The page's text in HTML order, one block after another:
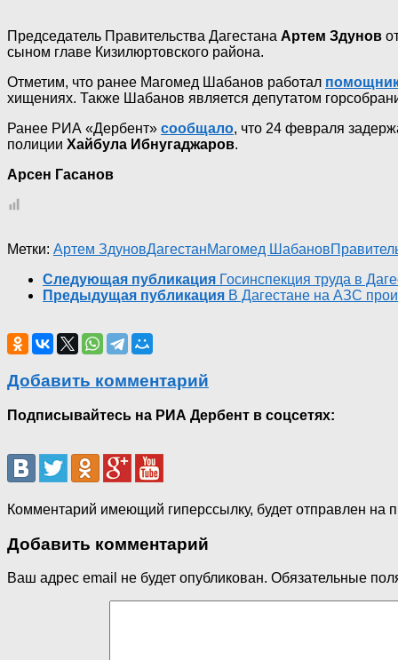
Председатель Правительства Дагестана Артем Здунов
сыном главе Кизилюртовского района.
Отметим, что ранее Магомед Шабанов работал
хищениях. Также Шабанов является депутатом
Ранее РИА «Дербент» сообщало, что 24 февраля
полиции Хайбула Ибнугаджаров.
Арсен Гасанов
Метки: Артем ЗдуновДагестанМагомед Шабанов
Следующая публикация Госинспекция труда в
Предыдущая публикация В Дагестане на АЗС
Добавить комментарий
Подписывайтесь на РИА Дербент в соцсетях:
Комментарий имеющий гиперссылку, будет отправлен на
Добавить комментарий
Ваш адрес email не будет опубликован. Обязательные